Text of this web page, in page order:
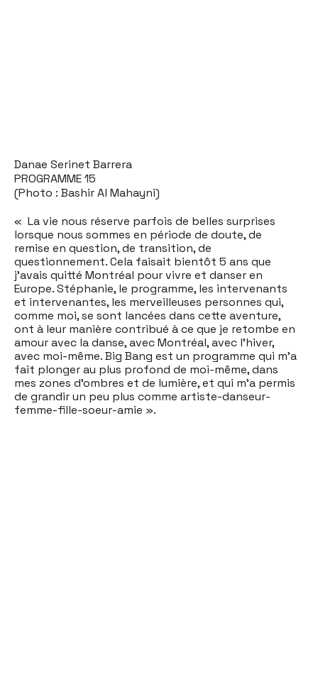
Danae Serinet Barrera
PROGRAMME 15
(Photo : Bashir Al Mahayni)
« La vie nous réserve parfois de belles surprises
lorsque nous sommes en période de doute, de
remise en question, de transition, de
questionnement. Cela faisait bientôt 5 ans que
j’avais quitté Montréal pour vivre et danser en
Europe. Stéphanie, le programme, les intervenants
et intervenantes, les merveilleuses personnes qui,
comme moi, se sont lancées dans cette aventure,
ont à leur manière contribué à ce que je retombe en
amour avec la danse, avec Montréal, avec l’hiver,
avec moi-même. Big Bang est un programme qui m’a
fait plonger au plus profond de moi-même, dans
mes zones d’ombres et de lumière, et qui m’a permis
de grandir un peu plus comme artiste-danseur-
femme-fille-soeur-amie ».